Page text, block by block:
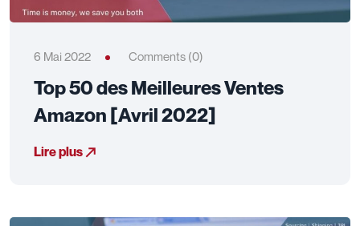
6 Mai 2022 Comments (0)
Top 50 des Meilleures Ventes
Amazon [Avril 2022]
Lire plus